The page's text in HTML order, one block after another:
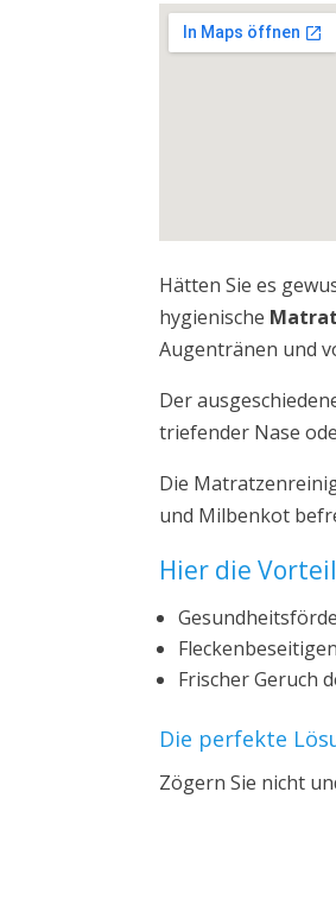
Hätten Sie es
hygienische
Augentränen und
Der
triefender Nase
Die
und Milbenkot
Hier die
Frischer Geruch
Die perfekte
Zögern Sie nicht